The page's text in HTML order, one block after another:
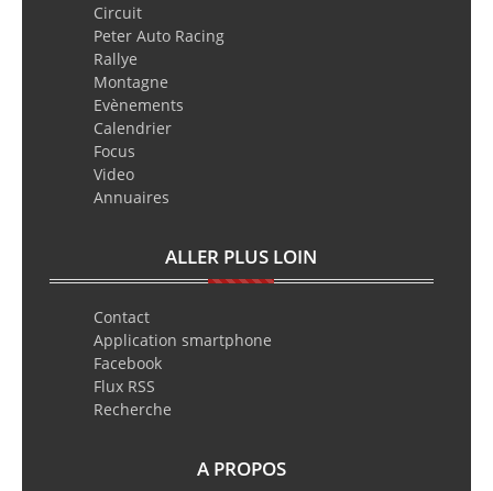
Circuit
Peter Auto Racing
Rallye
Montagne
Evènements
Calendrier
Focus
Video
Annuaires
ALLER PLUS LOIN
Contact
Application smartphone
Facebook
Flux RSS
Recherche
A PROPOS